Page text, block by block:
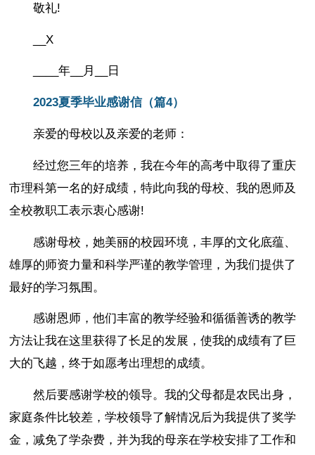
敬礼!
__X
____年__月__日
2023夏季毕业感谢信（篇4）
亲爱的母校以及亲爱的老师：
经过您三年的培养，我在今年的高考中取得了重庆
市理科第一名的好成绩，特此向我的母校、我的恩师及
全校教职工表示衷心感谢!
感谢母校，她美丽的校园环境，丰厚的文化底蕴、
雄厚的师资力量和科学严谨的教学管理，为我们提供了
最好的学习氛围。
感谢恩师，他们丰富的教学经验和循循善诱的教学
方法让我在这里获得了长足的发展，使我的成绩有了巨
大的飞越，终于如愿考出理想的成绩。
然后要感谢学校的领导。我的父母都是农民出身，
家庭条件比较差，学校领导了解情况后为我提供了奖学
金，减免了学杂费，并为我的母亲在学校安排了工作和